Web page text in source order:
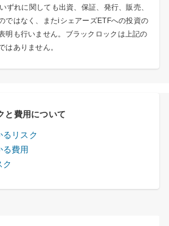
ずれに関しても出資、保証、発行、販売、
ではなく、またiシェアーズETFへの投資の
明も行いません。ブラックロックは上記の
はありません。
と費用について
リスク
費用
ク